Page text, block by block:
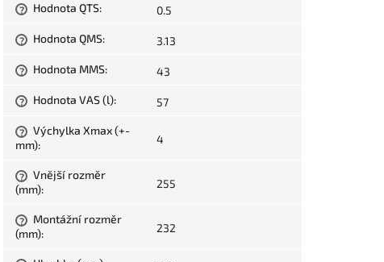
? Hodnota QTS: 0.5
? Hodnota QMS: 3.13
? Hodnota MMS: 43
? Hodnota VAS (l): 57
?
Výchylka Xmax (+-
mm): 4
?
Vnější rozměr
(mm): 255
?
Montážní rozměr
(mm): 232